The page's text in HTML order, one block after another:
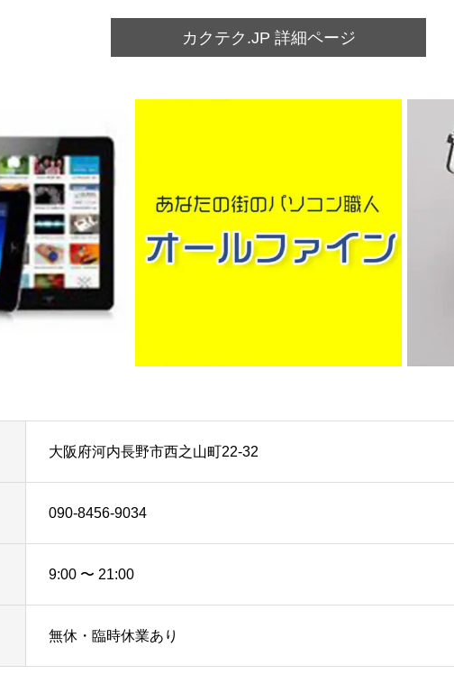
カクテク.JP 詳細ページ
大阪府河内長野市西之山町22-32
090-8456-9034
9:00 〜 21:00
無休・臨時休業あり